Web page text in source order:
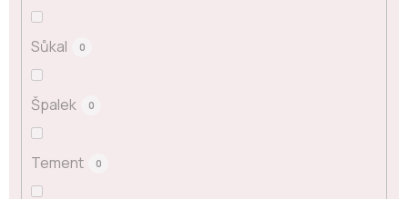
Sůkal 0
Špalek 0
Tement 0